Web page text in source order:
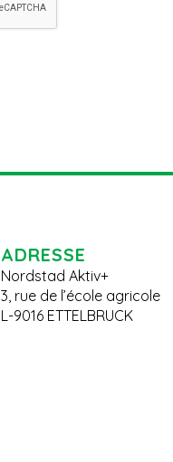
ADRESSE
Nordstad Aktiv+
3, rue de l’école agricole
L-9016 ETTELBRUCK